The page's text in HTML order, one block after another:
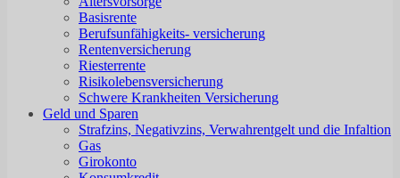
Basisrente
Berufsunfähigkeits- versicherung
Rentenversicherung
Riesterrente
Risikolebensversicherung
Schwere Krankheiten Versicherung
Geld und Sparen
Strafzins, Negativzins, Verwahrentgelt und die Infaltion
Gas
Girokonto